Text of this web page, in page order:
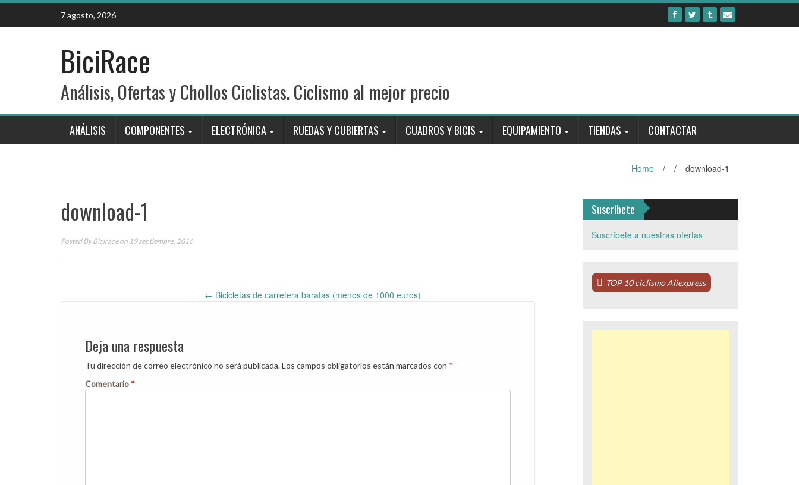
Skip
content
7 agosto, 2026
BiciRace
Análisis, Ofertas y Chollos Ciclistas. Ciclismo al mejor precio
ANÁLISIS COMPONENTES ELECTRÓNICA RUEDAS Y CUBIERTAS CUADROS Y BICIS EQUIPAMIENTO TIENDAS CONTACTAR
Home / / download-1
download-1
Posted ByBiciraceon 19 septiembre, 2016
Post
navigation
← Bicicletas de carretera baratas (menos de 1000 euros)
Deja una respuesta
Tu dirección de correo electrónico no será publicada.Los campos obligatorios están marcados con *
Comentario *
Suscríbete
Suscríbete a nuestras ofertas
TOP 10 ciclismo Aliexpress